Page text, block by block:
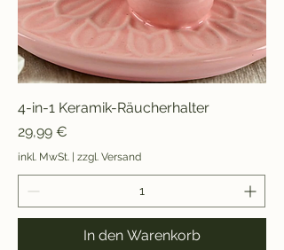
4-in-1 Keramik-Räucherhalter
Preis
29,99 €
inkl. MwSt. | zzgl. Versand
In den Warenkorb